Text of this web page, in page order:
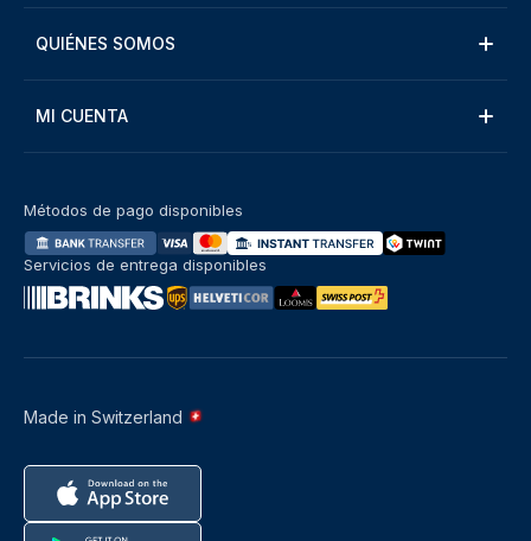
QUIÉNES SOMOS
MI CUENTA
Made in Switzerland
Métodos de pago disponibles
Servicios de entrega disponibles